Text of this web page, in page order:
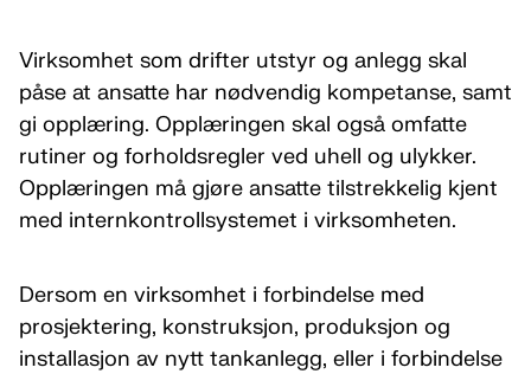
Virksomhet som drifter utstyr og anlegg skal
påse at ansatte har nødvendig kompetanse, samt
gi opplæring. Opplæringen skal også omfatte
rutiner og forholdsregler ved uhell og ulykker.
Opplæringen må gjøre ansatte tilstrekkelig kjent
med internkontrollsystemet i virksomheten.
Dersom en virksomhet i forbindelse med
prosjektering, konstruksjon, produksjon og
installasjon av nytt tankanlegg, eller i forbindelse